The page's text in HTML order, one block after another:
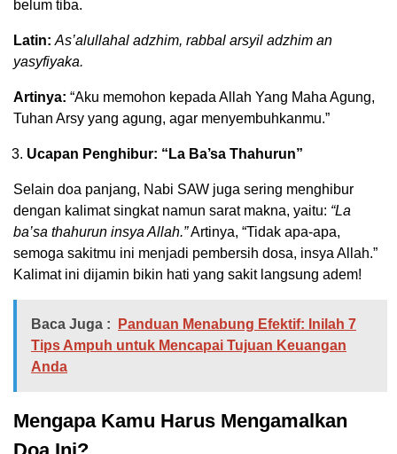
belum tiba.
Latin: As’alullahal adzhim, rabbal arsyil adzhim an
yasyfiyaka.
Artinya: “Aku memohon kepada Allah Yang Maha Agung,
Tuhan Arsy yang agung, agar menyembuhkanmu.”
Ucapan Penghibur: “La Ba’sa Thahurun”
Selain doa panjang, Nabi SAW juga sering menghibur
dengan kalimat singkat namun sarat makna, yaitu: “La
ba’sa thahurun insya Allah.”Artinya, “Tidak apa-apa,
semoga sakitmu ini menjadi pembersih dosa, insya Allah.”
Kalimat ini dijamin bikin hati yang sakit langsung adem!
Baca Juga :
Panduan Menabung Efektif: Inilah 7
Tips Ampuh untuk Mencapai Tujuan Keuangan
Anda
Mengapa Kamu Harus Mengamalkan